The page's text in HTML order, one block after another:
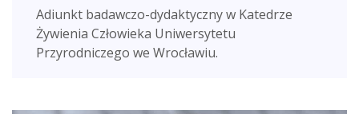
Adiunkt badawczo-dydaktyczny w Katedrze
Żywienia Człowieka Uniwersytetu
Przyrodniczego we Wrocławiu.